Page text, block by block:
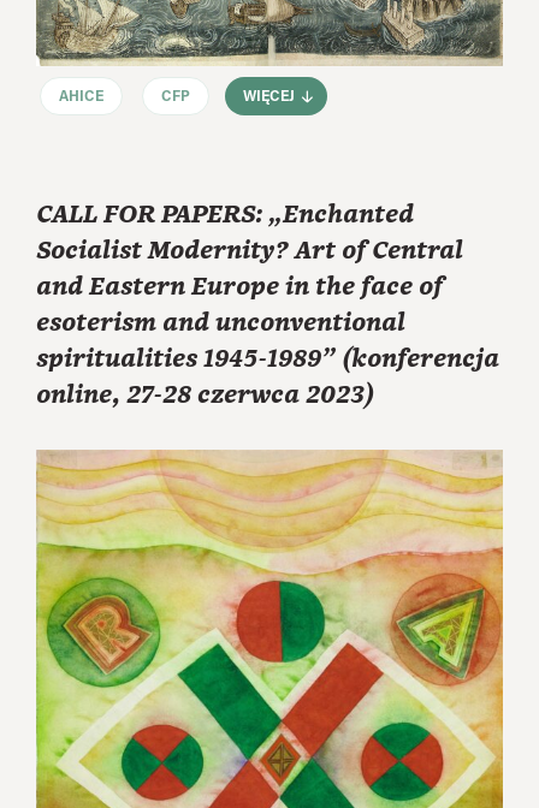
AHICE CFP WIĘCEJ
CALL FOR PAPERS: „Enchanted
Socialist Modernity? Art of Central
and Eastern Europe in the face of
esoterism and unconventional
spiritualities 1945-1989” (konferencja
online, 27-28 czerwca 2023)